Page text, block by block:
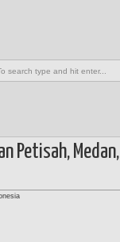
Petisah, Medan,